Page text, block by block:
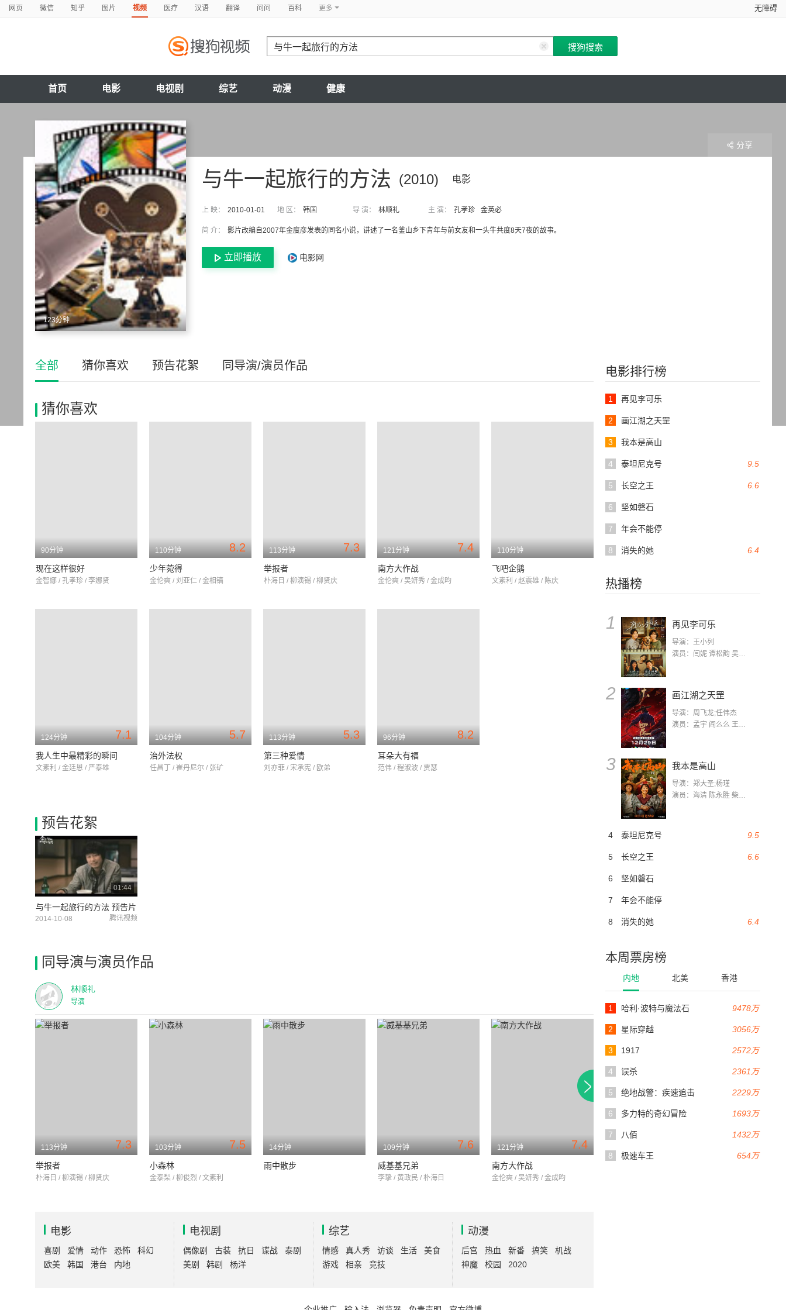
网页 微信 知乎 图片 视频 医疗 汉语 翻译 问问 百科 更多 无障碍
首页 电影 电视剧 综艺 动漫 健康
123分钟
(2010) 电影
与牛一起旅行的方法
上 映： 2010-01-01 地 区： 韩国 导 演： 林顺礼 主 演： 孔孝珍 金英必
简 介： 影片改编自2007年金度彦发表的同名小说，讲述了一名釜山乡下青年与前女友和一头牛共度8天7夜的故事。
立即播放 电影网
分享
电影排行榜
1 再见李可乐
2 画江湖之天罡
3 我本是高山
9.5
4 泰坦尼克号
6.6
5 长空之王
6 坚如磐石
7 年会不能停
6.4
8 消失的她
热播榜
1 再见李可乐
导演：王小列
演员：闫妮 谭松韵 吴京 蒋龙 赵小棠 冯雷 李虎城 平安 小七 小可乐
2 画江湖之天罡
导演：周飞龙;任伟杰
演员：孟宇 阎么么 王凯 郭政建 阎萌萌 杨默 高枫 齐斯伽 刘芊含 马程
3 我本是高山
导演：郑大圣;杨瑾
演员：海清 陈永胜 柴烨 王玥婷 万国鹏 美朵达瓦 赵瑞婷 罗解艳 郭莉娜 潘家艳
9.5
4 泰坦尼克号
6.6
5 长空之王
6 坚如磐石
7 年会不能停
6.4
8 消失的她
本周票房榜
内地 北美 香港
9478万
1 哈利·波特与魔法石
3056万
2 星际穿越
2572万
3 1917
2361万
4 误杀
2229万
5 绝地战警：疾速追击
1693万
6 多力特的奇幻冒险
1432万
7 八佰
654万
8 极速车王
全部 猜你喜欢 预告花絮 同导演/演员作品
猜你喜欢
90分钟
现在这样很好
金智娜 / 孔孝珍 / 李娜贤
8.2
110分钟
少年菀得
金伦奭 / 刘亚仁 / 金相镐
7.3
113分钟
举报者
朴海日 / 柳演锡 / 柳贤庆
7.4
121分钟
南方大作战
金伦奭 / 吴妍秀 / 金成畇
110分钟
飞吧企鹅
文素利 / 赵震雄 / 陈庆
7.1
124分钟
我人生中最精彩的瞬间
文素利 / 金廷恩 / 严泰雄
5.7
104分钟
治外法权
任昌丁 / 崔丹尼尔 / 张矿
5.3
113分钟
第三种爱情
刘亦菲 / 宋承宪 / 欧弟
8.2
96分钟
耳朵大有福
范伟 / 程淑波 / 贾瑟
预告花絮
01:44
与牛一起旅行的方法 预告片
2014-10-08 腾讯视频
同导演与演员作品
林顺礼
导演
7.3
113分钟
举报者
朴海日 / 柳演锡 / 柳贤庆
7.5
103分钟
小森林
金泰梨 / 柳俊烈 / 文素利
14分钟
雨中散步
7.6
109分钟
威基基兄弟
李挚 / 黄政民 / 朴海日
7.4
121分钟
南方大作战
金伦奭 / 吴妍秀 / 金成畇
电影
喜剧 爱情 动作 恐怖
科幻
欧美
韩国 港台 内地
电视剧
偶像剧 古装 抗日 谍战
泰剧
美剧
韩剧 杨洋
综艺
情感 真人秀 访谈 生活
美食
游戏
相亲 竞技
动漫
后宫 热血 新番 搞笑
机战
神魔
校园 2020